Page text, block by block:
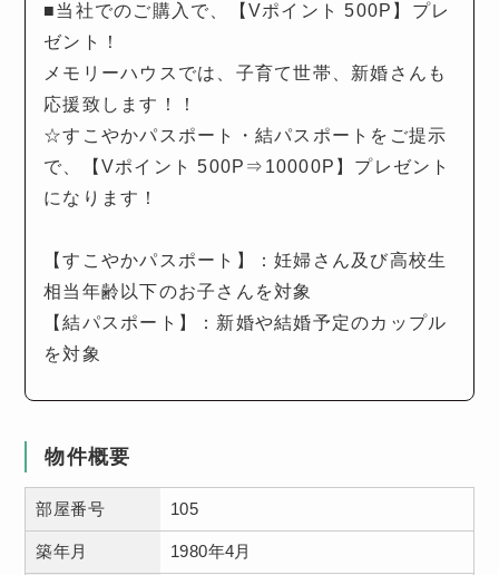
■当社でのご購入で、【Vポイント 500P】プレ
ゼント！
メモリーハウスでは、子育て世帯、新婚さんも
応援致します！！
☆すこやかパスポート・結パスポートをご提示
で、【Vポイント 500P⇒10000P】プレゼント
になります！
【すこやかパスポート】：妊婦さん及び高校生
相当年齢以下のお子さんを対象
【結パスポート】：新婚や結婚予定のカップル
を対象
物件概要
部屋番号 105
築年月 1980年4月